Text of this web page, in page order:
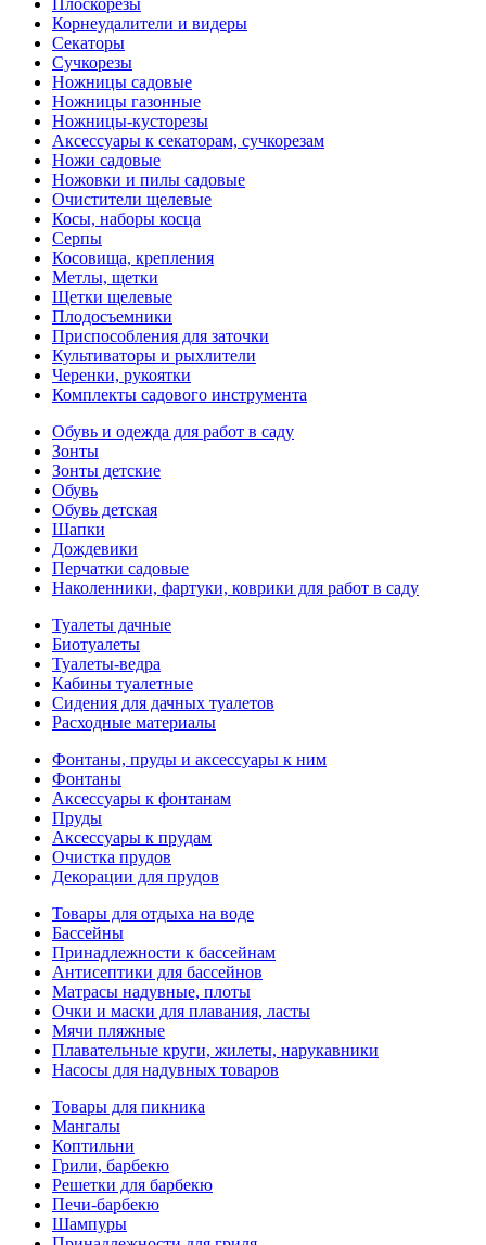
Плоскорезы
Корнеудалители и видеры
Секаторы
Сучкорезы
Ножницы садовые
Ножницы газонные
Ножницы-кусторезы
Аксессуары к секаторам, сучкорезам
Ножи садовые
Ножовки и пилы садовые
Очистители щелевые
Косы, наборы косца
Серпы
Косовища, крепления
Метлы, щетки
Щетки щелевые
Плодосъемники
Приспособления для заточки
Культиваторы и рыхлители
Черенки, рукоятки
Комплекты садового инструмента
Обувь и одежда для работ в саду
Зонты
Зонты детские
Обувь
Обувь детская
Шапки
Дождевики
Перчатки садовые
Наколенники, фартуки, коврики для работ в саду
Туалеты дачные
Биотуалеты
Туалеты-ведра
Кабины туалетные
Сидения для дачных туалетов
Расходные материалы
Фонтаны, пруды и аксессуары к ним
Фонтаны
Аксессуары к фонтанам
Пруды
Аксессуары к прудам
Очистка прудов
Декорации для прудов
Товары для отдыха на воде
Бассейны
Принадлежности к бассейнам
Антисептики для бассейнов
Матраcы надувные, плоты
Очки и маски для плавания, ласты
Мячи пляжные
Плавательные круги, жилеты, нарукавники
Насосы для надувных товаров
Товары для пикника
Мангалы
Коптильни
Грили, барбекю
Решетки для барбекю
Печи-барбекю
Шампуры